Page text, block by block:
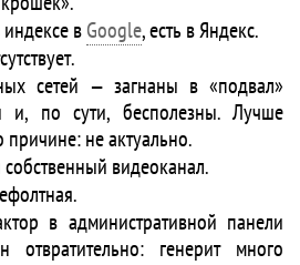
индексе вGoogle, есть в Яндекс.
сетей — загнаны в «подвал»
и, по сути, бесполезны. Лучше
причине: не актуально.
видеоканал.
в административной панели
отвратительно: генерит много